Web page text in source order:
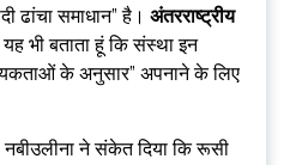
ढांचा समाधान” है। अंतरराष्ट्रीय
भी बताता हूं कि संस्था इन
के अनुसार” अपनाने के लिए
ने संकेत दिया कि रूसी